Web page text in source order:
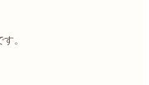
。